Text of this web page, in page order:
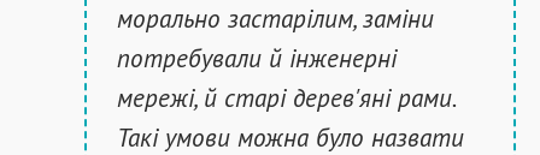
морально застарілим, заміни
потребували й інженерні
мережі, й старі дерев'яні рами.
Такі умови можна було назвати